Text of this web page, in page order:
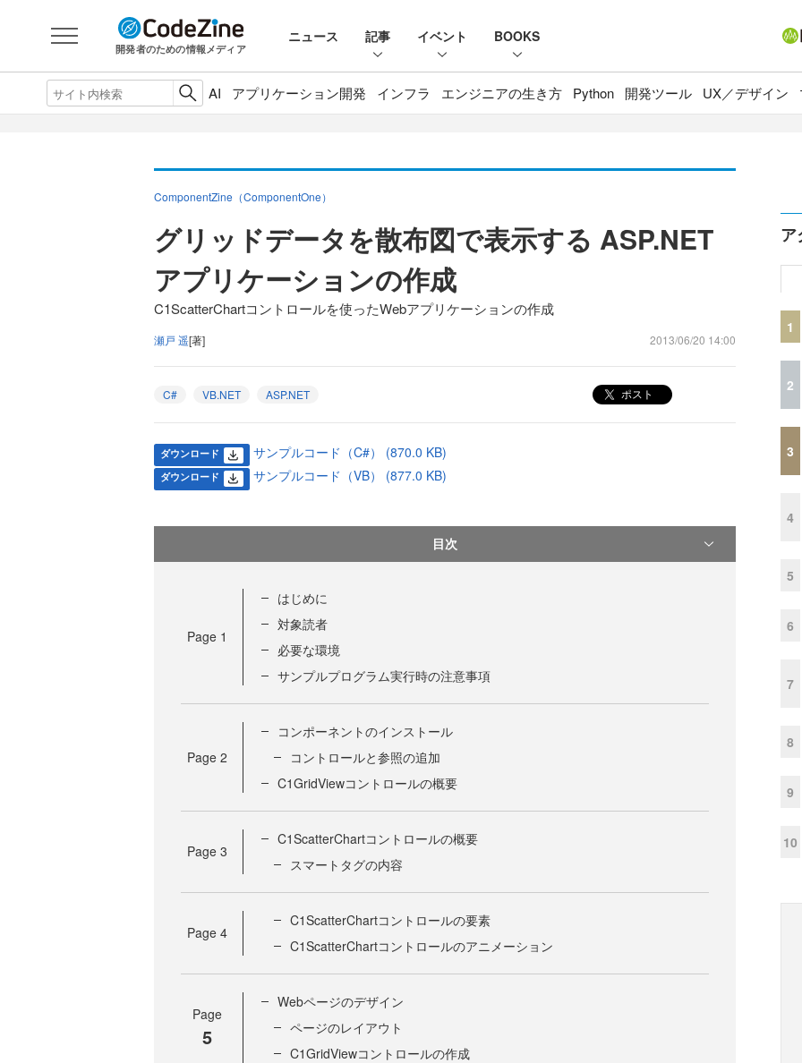
開発者のための情報メディア
ニュース 記事 イベント BOOKS
AI アプリケーション開発 インフラ エンジニアの生き方 Python 開発ツール UX／デザイン
ComponentZine（ComponentOne）
グリッドデータを散布図で表示する ASP.NET
アプリケーションの作成
C1ScatterChartコントロールを使ったWebアプリケーションの作成
瀬戸 遥[著] 2013/06/20 14:00
C# VB.NET ASP.NET ポスト
ダウンロード サンプルコード（C#） (870.0 KB)
ダウンロード サンプルコード（VB） (877.0 KB)
目次
Page 1
はじめに
対象読者
必要な環境
サンプルプログラム実行時の注意事項
Page 2
コンポーネントのインストール
コントロールと参照の追加
C1GridViewコントロールの概要
Page 3
C1ScatterChartコントロールの概要
スマートタグの内容
Page 4
C1ScatterChartコントロールの要素
C1ScatterChartコントロールのアニメーション
Page
5
Webページのデザイン
ページのレイアウト
C1GridViewコントロールの作成
ア
1
2
3
4
5
6
7
8
9
10